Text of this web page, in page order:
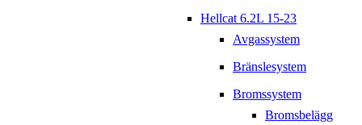
Hellcat 6.2L 15-23
Avgassystem
Bränslesystem
Bromssystem
Bromsbelägg